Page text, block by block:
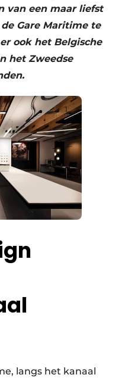
van een maar liefst
Gare Maritime te
ook het Belgische
het Zweedse
langs het kanaal